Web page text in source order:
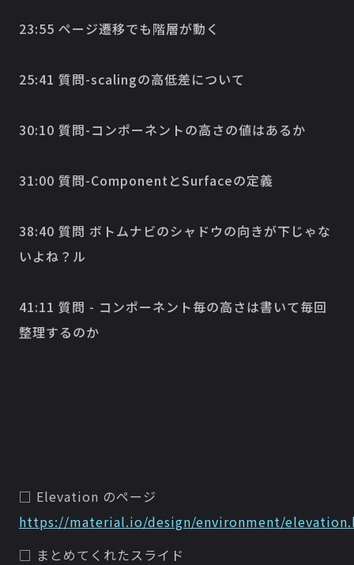
23:55 ページ遷移でも階層が動く
25:41 質問-scalingの高低差について
30:10 質問-コンポーネントの高さの値はあるか
31:00 質問-ComponentとSurfaceの定義
38:40 質問 ボトムナビのシャドウの向きが下じゃな
いよね？ル
41:11 質問 - コンポーネント毎の高さは書いて毎回
整理するのか
□ Elevation のページ
https://material.io/design/environment/
□ まとめてくれたスライド